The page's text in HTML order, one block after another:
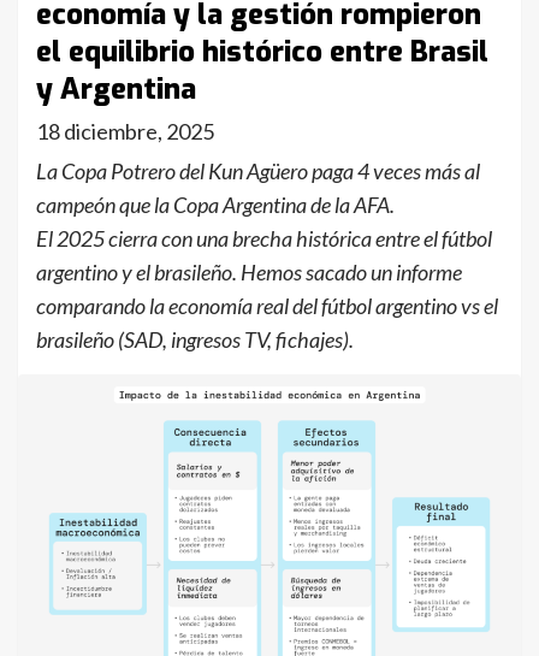
economía y la gestión rompieron
el equilibrio histórico entre Brasil
y Argentina
18 diciembre, 2025
La Copa Potrero del Kun Agüero paga 4 veces más al
campeón que la Copa Argentina de la AFA.
El 2025 cierra con una brecha histórica entre el fútbol
argentino y el brasileño. Hemos sacado un informe
comparando la economía real del fútbol argentino vs el
brasileño (SAD, ingresos TV, fichajes).